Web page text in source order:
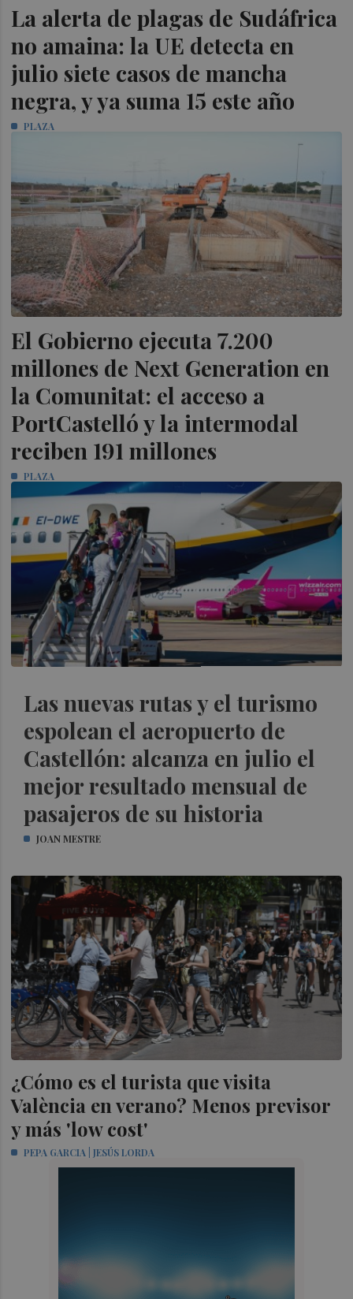
La alerta de plagas de Sudáfrica
no amaina: la UE detecta en
julio siete casos de mancha
negra, y ya suma 15 este año
PLAZA
El Gobierno ejecuta 7.200
millones de Next Generation en
la Comunitat: el acceso a
PortCastelló y la intermodal
reciben 191 millones
PLAZA
Las nuevas rutas y el turismo
espolean el aeropuerto de
Castellón: alcanza en julio el
mejor resultado mensual de
pasajeros de su historia
JOAN MESTRE
¿Cómo es el turista que visita
València en verano? Menos previsor
y más 'low cost'
PEPA GARCIA | JESÚS LORDA